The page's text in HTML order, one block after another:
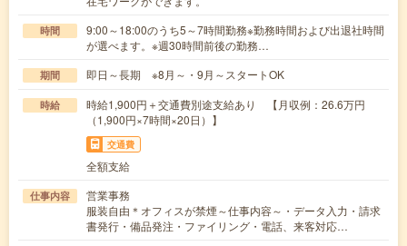
時間
9:00～18:00のうち5～7時間勤務※勤務時間および出退社時間
が選べます。※週30時間前後の勤務…
期間 即日～長期 ※8月～・9月～スタートOK
時給
時給1,900円＋交通費別途支給あり 【月収例：26.6万円
（1,900円×7時間×20日）】
交通費
全額支給
仕事内容
営業事務
服装自由＊オフィスが禁煙～仕事内容～・データ入力・請求
書発行・備品発注・ファイリング・電話、来客対応…